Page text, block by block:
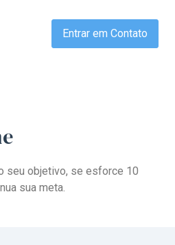
Entrar em Contato
seu objetivo, se esforce 10
sua meta.